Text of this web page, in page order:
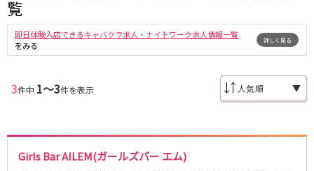
覧
即日体験入店できるキャバクラ求人・ナイトワーク求人情報一覧
をみる
詳しく見る
3件中 1〜3件を表示 ▼
Girls Bar AILEM(ガールズバー エム)
上野
池袋
立川
ひばりヶ丘・久米川
神田
渋谷
北千住
銀座駅
上野駅
広尾駅
上野御徒町駅
六本木駅